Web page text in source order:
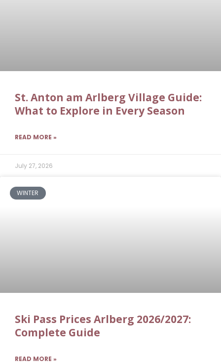
St. Anton am Arlberg Village Guide:
What to Explore in Every Season
READ MORE »
July 27, 2026
WINTER
Ski Pass Prices Arlberg 2026/2027:
Complete Guide
READ MORE »